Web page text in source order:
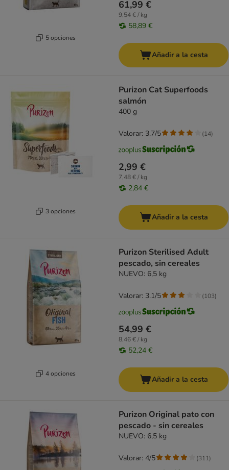
5 opciones
61,99 €
9,54 € / kg
58,89 €
Añadir a la cesta
3 opciones
Purizon Cat Superfoods
salmón
400 g
2,99 €
7,48 € / kg
2,84 €
Valorar: 3.7/5 (14)
Añadir a la cesta
4 opciones
Purizon Sterilised Adult
pescado, sin cereales
NUEVO: 6,5 kg
54,99 €
8,46 € / kg
52,24 €
Valorar: 3.1/5 (103)
Añadir a la cesta
Purizon Original pato con
pescado - sin cereales
NUEVO: 6,5 kg
Valorar: 4/5 (311)